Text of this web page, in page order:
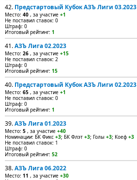
42. Предстартовый Кубок АЗЪ Лиги 03.2023
Место: 40 , за участие +1
Не поставил ставок: 0
Штраф: 0
Итоговый рейтинг: 1
41.АЗЪ Лига 02.2023
Место: 26 , за участие +15
Не поставил ставок: 2
Штраф: 0
Итоговый рейтинг: 15
40. Предстартовый Кубок АЗЪ Лиги 02.2023
Место: 65 , за участие +1
Не поставил ставок: 0
Штраф: 0
Итоговый рейтинг: 1
39.АЗЪ Лига 01.2023
Место: 5 , за участие +40
Номинации: БК Фикс +3; БК Флэт +3; Голы +3; Коеф +3
Не поставил ставок: 1
Штраф: 0
Итоговый рейтинг: 52
38.АЗЪ Лига 06.2022
Место: 11 , за участие +30